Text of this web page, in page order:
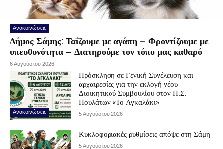
Ανακοινώσεις
Δήμος Σάμης: Ταΐζουμε με αγάπη – Φροντίζουμε με
υπευθυνότητα – Διατηρούμε τον τόπο μας καθαρό
6 Αυγούστου 2026
Ανακοινώσεις
Πρόσκληση σε Γενική Συνέλευση και
αρχαιρεσίες για την εκλογή νέου
Διοικητικού Συμβουλίου στον Π.Σ.
Πουλάτων «Το Αγκαλάκι»
5 Αυγούστου 2026
Κυκλοφοριακές ρυθμίσεις απόψε στη Σάμη
5 Αυγούστου 2026